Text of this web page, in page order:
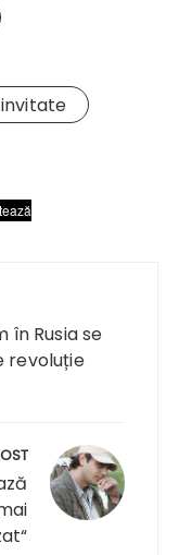
invitate
în Rusia se
revoluție